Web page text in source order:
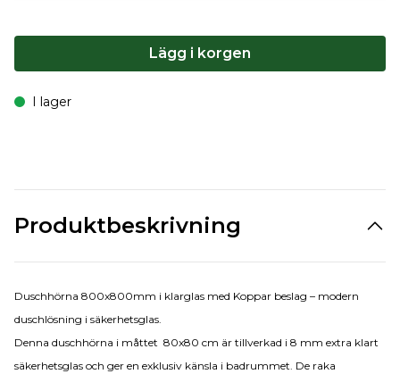
Lägg i korgen
I lager
Produktbeskrivning
Duschhörna 800x800mm i klarglas med Koppar beslag – modern
duschlösning i säkerhetsglas.
Denna duschhörna i måttet 80x80 cm är tillverkad i 8 mm extra klart
säkerhetsglas och ger en exklusiv känsla i badrummet. De raka